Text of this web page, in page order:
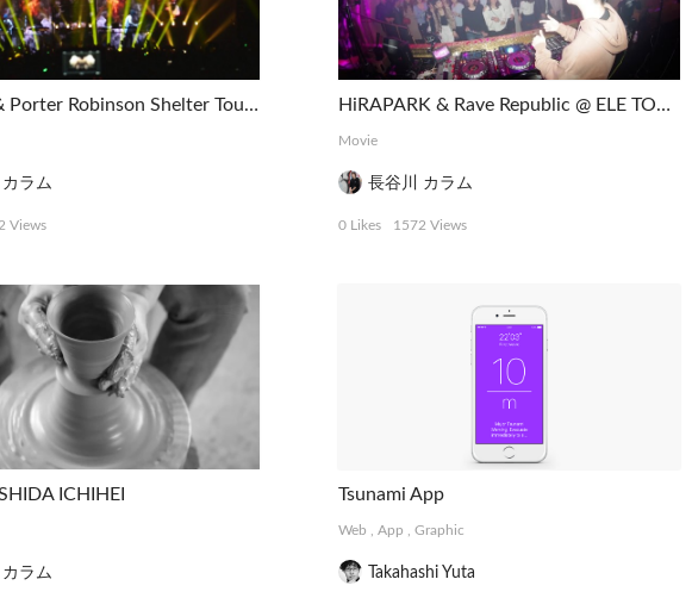
Madeon & Porter Robinson Shelter Tour Tokyo
ラム
Views
HiRAPARK & Rave Republic @ ELE TOKYO
Movie
長谷川 カラム
0 Likes 1572 Views
ICHIHEI
ラム
Tsunami App
Web ,App ,Graphic
Takahashi Yuta